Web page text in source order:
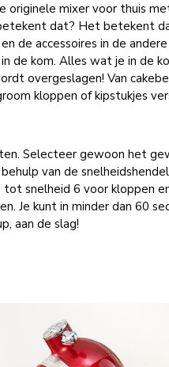
originele mixer voor thuis
dat? Het betekent
de accessoires in de
de kom. Alles wat je in de
overgeslagen! Van
kloppen of kipstukjes
Selecteer gewoon het
van de
snelheid 6 voor kloppen
Je kunt in minder dan 60
aan de slag!